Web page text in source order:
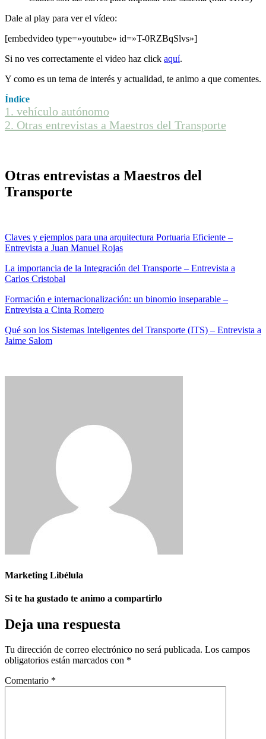
Dale al play para ver el vídeo:
[embedvideo type=»youtube» id=»T-0RZBqSlvs»]
Si no ves correctamente el video haz click aquí.
Y como es un tema de interés y actualidad, te animo a que comentes.
Índice
1. vehículo autónomo
2. Otras entrevistas a Maestros del Transporte
Otras entrevistas a Maestros del
Transporte
Claves y ejemplos para una arquitectura Portuaria Eficiente –
Entrevista a Juan Manuel Rojas
La importancia de la Integración del Transporte – Entrevista a
Carlos Cristobal
Formación e internacionalización: un binomio inseparable –
Entrevista a Cinta Romero
Qué son los Sistemas Inteligentes del Transporte (ITS) – Entrevista a
Jaime Salom
Marketing Libélula
Si te ha gustado te animo a compartirlo
Deja una respuesta
Tu dirección de correo electrónico no será publicada. Los campos
obligatorios están marcados con *
Comentario *